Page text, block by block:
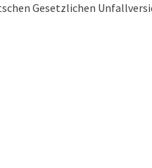
Gesetzlichen